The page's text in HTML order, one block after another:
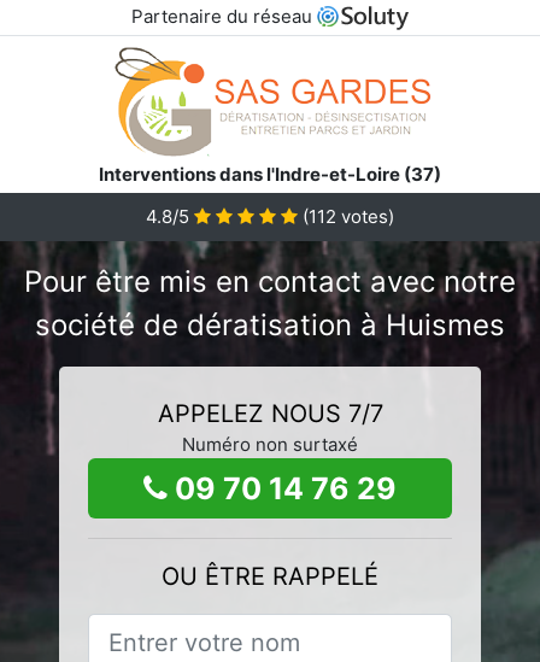
Partenaire du réseau
Interventions dans l'Indre-et-Loire (37)
4.8/5
(112 votes)
Pour être mis en contact avec notre
société de dératisation à Huismes
APPELEZ NOUS 7/7
Numéro non surtaxé
09 70 14 76 29
OU ÊTRE RAPPELÉ